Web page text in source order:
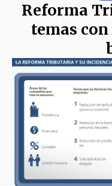
Reforma
temas con